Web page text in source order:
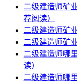
二级建造师矿
荐阅读）
二级建造师矿
二级建造师矿
二级建造师哪
读）
二级建造师哪